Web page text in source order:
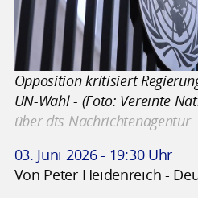
Opposition kritisiert
UN-Wahl - (Foto: Vereinte
über dts Nachrichtenagentur
03. Juni 2026 - 19:30 Uhr
Von Peter Heidenreich -